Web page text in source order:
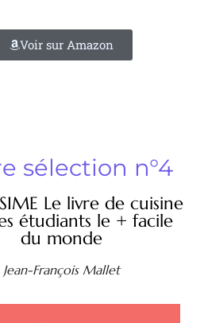
Voir sur Amazon
sélection n°4
Le livre de cuisine
étudiants le + facile
du monde
Jean-François Mallet